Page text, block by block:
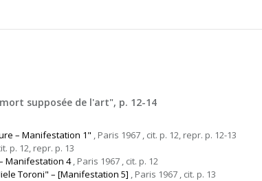
supposée de l'art", p. 12-14
– Manifestation 1" , Paris 1967 , cit. p. 12, repr. p. 12-13
p. 12, repr. p. 13
Manifestation 4, Paris 1967 , cit. p. 12
Toroni" – [Manifestation 5] , Paris 1967 , cit. p. 13